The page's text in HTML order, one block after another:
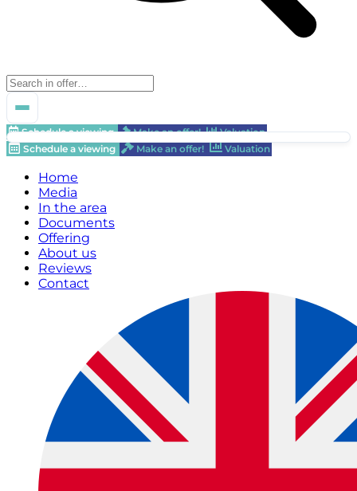
Schedule a viewing Make an offer!
Valuation
Schedule a viewing
Make an offer! Valuation
Home
Media
In the area
Documents
Offering
About us
Reviews
Contact